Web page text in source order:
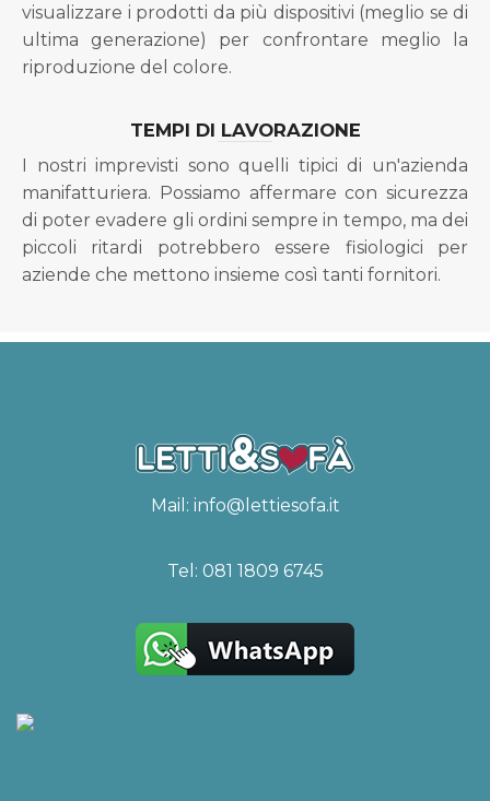
visualizzare i prodotti da più dispositivi (meglio se di
ultima generazione) per confrontare meglio la
riproduzione del colore.
TEMPI DI LAVORAZIONE
I nostri imprevisti sono quelli tipici di un'azienda
manifatturiera. Possiamo affermare con sicurezza
di poter evadere gli ordini sempre in tempo, ma dei
piccoli ritardi potrebbero essere fisiologici per
aziende che mettono insieme così tanti fornitori.
Mail: info@lettiesofa.it
Tel: 081 1809 6745